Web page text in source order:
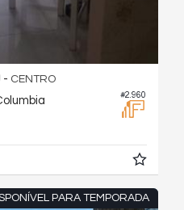
#2.960
- CENTRO
PARA TEMPORADA